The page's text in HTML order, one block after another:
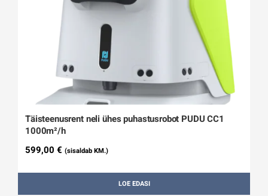
Täisteenusrent neli ühes puhastusrobot PUDU CC1
1000m²/h
599,00 € (sisaldab KM.)
LOE EDASI